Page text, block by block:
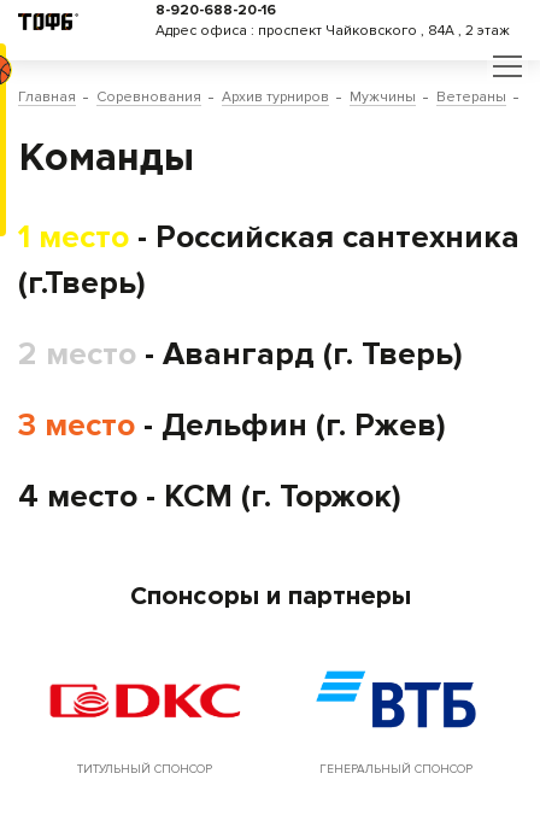
8-920-688-20-16
Адрес офиса : проспект Чайковского , 84А , 2 этаж
Главная Соревнования Архив турниров Мужчины Ветераны
Команды
1 место - Российская сантехника
(г.Тверь)
2 место - Авангард (г. Тверь)
3 место - Дельфин (г. Ржев)
4 место - КСМ (г. Торжок)
Спонсоры и партнеры
ТИТУЛЬНЫЙ СПОНСОР ГЕНЕРАЛЬНЫЙ СПОНСОР